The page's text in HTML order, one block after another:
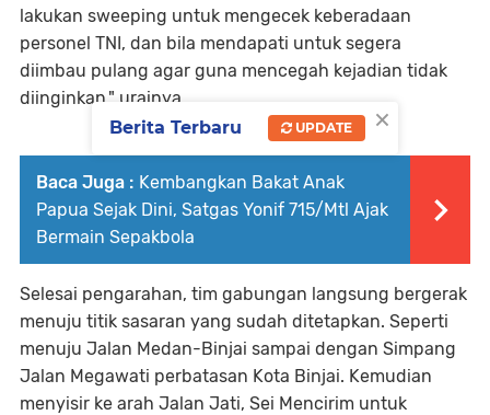
lakukan sweeping untuk mengecek keberadaan
personel TNI, dan bila mendapati untuk segera
diimbau pulang agar guna mencegah kejadian tidak
diinginkan," urainya.
Baca Juga : Kembangkan Bakat Anak
Papua Sejak Dini, Satgas Yonif 715/Mtl Ajak
Bermain Sepakbola
Selesai pengarahan, tim gabungan langsung bergerak
menuju titik sasaran yang sudah ditetapkan. Seperti
menuju Jalan Medan-Binjai sampai dengan Simpang
Jalan Megawati perbatasan Kota Binjai. Kemudian
menyisir ke arah Jalan Jati, Sei Mencirim untuk
×
Berita Terbaru UPDATE